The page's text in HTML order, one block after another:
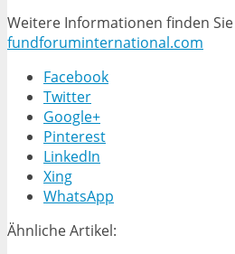
Weitere Informationen finden
fundforuminternational.com
Facebook
Twitter
Google+
Pinterest
LinkedIn
Xing
WhatsApp
Ähnliche Artikel: